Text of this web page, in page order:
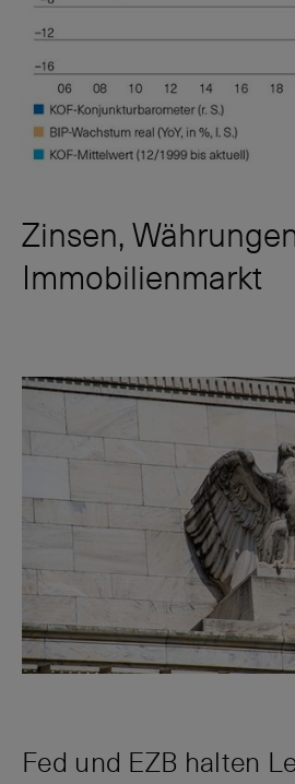
Zinsen,
Immobilienmarkt
Fed und EZB halten